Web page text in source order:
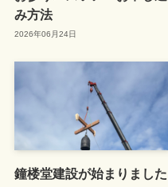
み方法
2026年06月24日
鐘楼堂建設が始まりました